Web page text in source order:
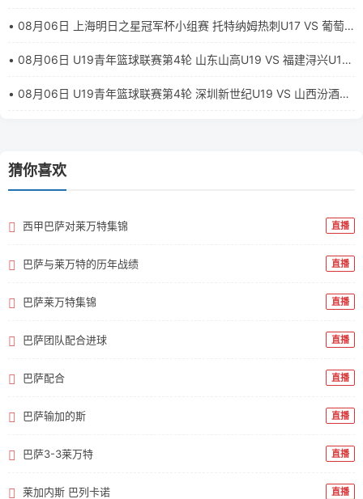
• 08月06日 上海明日之星冠军杯小组赛 托特纳姆热刺U17 VS 葡萄
• 08月06日 U19青年篮球联赛第4轮 山东山高U19 VS 福建浔兴U19
• 08月06日 U19青年篮球联赛第4轮 深圳新世纪U19 VS 山西汾酒
猜你喜欢
西甲巴萨对莱万特集锦 直播
巴萨与莱万特的历年战绩 直播
巴萨莱万特集锦 直播
巴萨团队配合进球 直播
巴萨配合 直播
巴萨输加的斯 直播
巴萨3-3莱万特 直播
莱加内斯 巴列卡诺 直播